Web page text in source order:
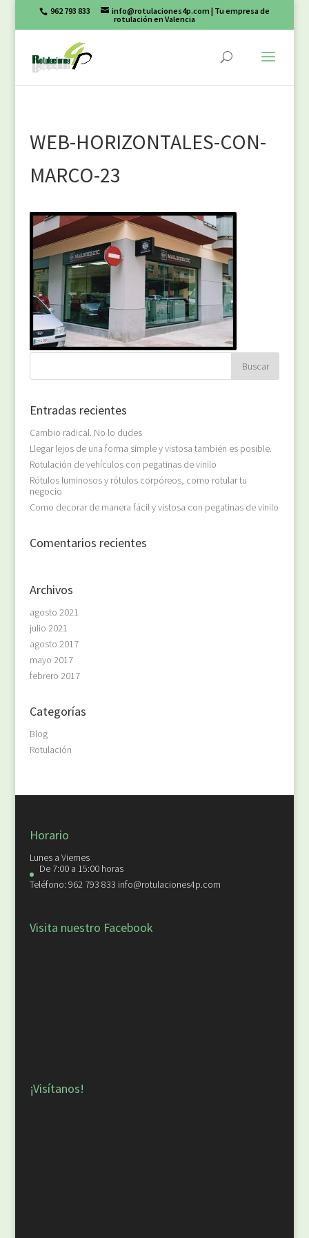
962 793 833 info@rotulaciones4p.com | Tu empresa de
rotulación en Valencia
WEB-HORIZONTALES-CON-
MARCO-23
Entradas recientes
Cambio radical. No lo dudes
Llegar lejos de una forma simple y vistosa también es posible.
Rotulación de vehículos con pegatinas de vinilo
Rótulos luminosos y rótulos corpóreos, como rotular tu
negocio
Como decorar de manera fácil y vistosa con pegatinas de vinilo
Comentarios recientes
Archivos
agosto 2021
julio 2021
agosto 2017
mayo 2017
febrero 2017
Categorías
Blog
Rotulación
Horario
Lunes a Viernes
De 7:00 a 15:00 horas
Teléfono: 962 793 833 info@rotulaciones4p.com
Visita nuestro Facebook
¡Visítanos!